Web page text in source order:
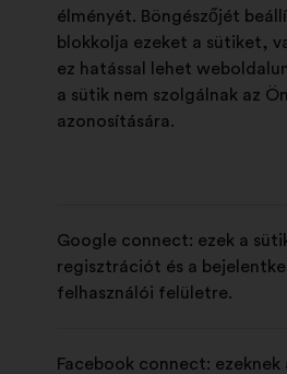
élményét. Böngészőjét
blokkolja ezeket a sütiket,
ez hatással lehet
a sütik nem szolgálnak az
azonosítására.
Google connect: ezek a
regisztrációt és a
felhasználói felületre.
Facebook connect: ezeknek